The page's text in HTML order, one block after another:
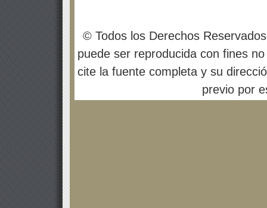
© Todos los Derechos
puede ser reproducida con fines
cite la fuente completa y su
previo por